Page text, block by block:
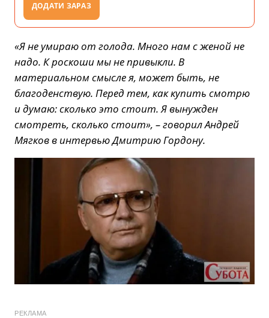
ДОДАТИ ЗАРАЗ
«Я не умираю от голода. Много нам с женой не
надо. К роскоши мы не привыкли. В
материальном смысле я, может быть, не
благоденствую. Перед тем, как купить смотрю
и думаю: сколько это стоит. Я вынужден
смотреть, сколько стоит», – говорил Андрей
Мягков в интервью Дмитрию Гордону.
РЕКЛАМА